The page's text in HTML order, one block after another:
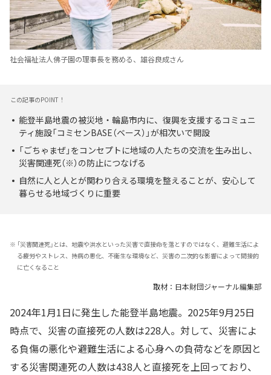
社会福祉法人佛子園の理事長を務める、雄谷良成さん
この記事のPOINT！
能登半島地震の被災地・輪島市内に、復興を支援するコミュニ
ティ施設「コミセンBASE（ベース）」が相次いで開設
「ごちゃまぜ」をコンセプトに地域の人たちの交流を生み出し、
災害関連死（※）の防止につなげる
自然に人と人とが関わり合える環境を整えることが、安心して
暮らせる地域づくりに重要
※ 「災害関連死」とは、地震や洪水といった災害で直接命を落とすのではなく、避難生活によ
る疲労やストレス、持病の悪化、不衛生な環境など、災害の二次的な影響によって間接的
に亡くなること
取材：日本財団ジャーナル編集部
2024年1月1日に発生した能登半島地震。2025年9月25日
時点で、災害の直接死の人数は228人。対して、災害によ
る負傷の悪化や避難生活による心身への負荷などを原因と
する災害関連死の人数は438人と直接死を上回っており、